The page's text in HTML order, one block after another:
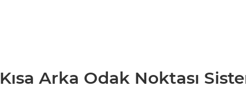
Kısa Arka Odak Noktası